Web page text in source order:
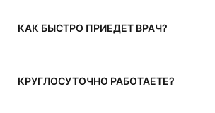
КАК БЫСТРО ПРИЕДЕТ ВРАЧ?
КРУГЛОСУТОЧНО РАБОТАЕТЕ?